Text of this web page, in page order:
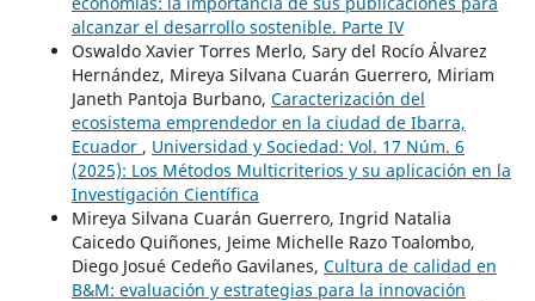
alcanzar el desarrollo sostenible. Parte IV
Oswaldo Xavier Torres Merlo, Sary del Rocío Álvarez
Hernández, Mireya Silvana Cuarán Guerrero, Miriam
Janeth Pantoja Burbano, Caracterización del
ecosistema emprendedor en la ciudad de Ibarra,
Ecuador , Universidad y Sociedad: Vol. 17 Núm. 6
(2025): Los Métodos Multicriterios y su aplicación en la
Investigación Científica
Mireya Silvana Cuarán Guerrero, Ingrid Natalia
Caicedo Quiñones, Jeime Michelle Razo Toalombo,
Diego Josué Cedeño Gavilanes, Cultura de calidad en
B&M: evaluación y estrategias para la innovación